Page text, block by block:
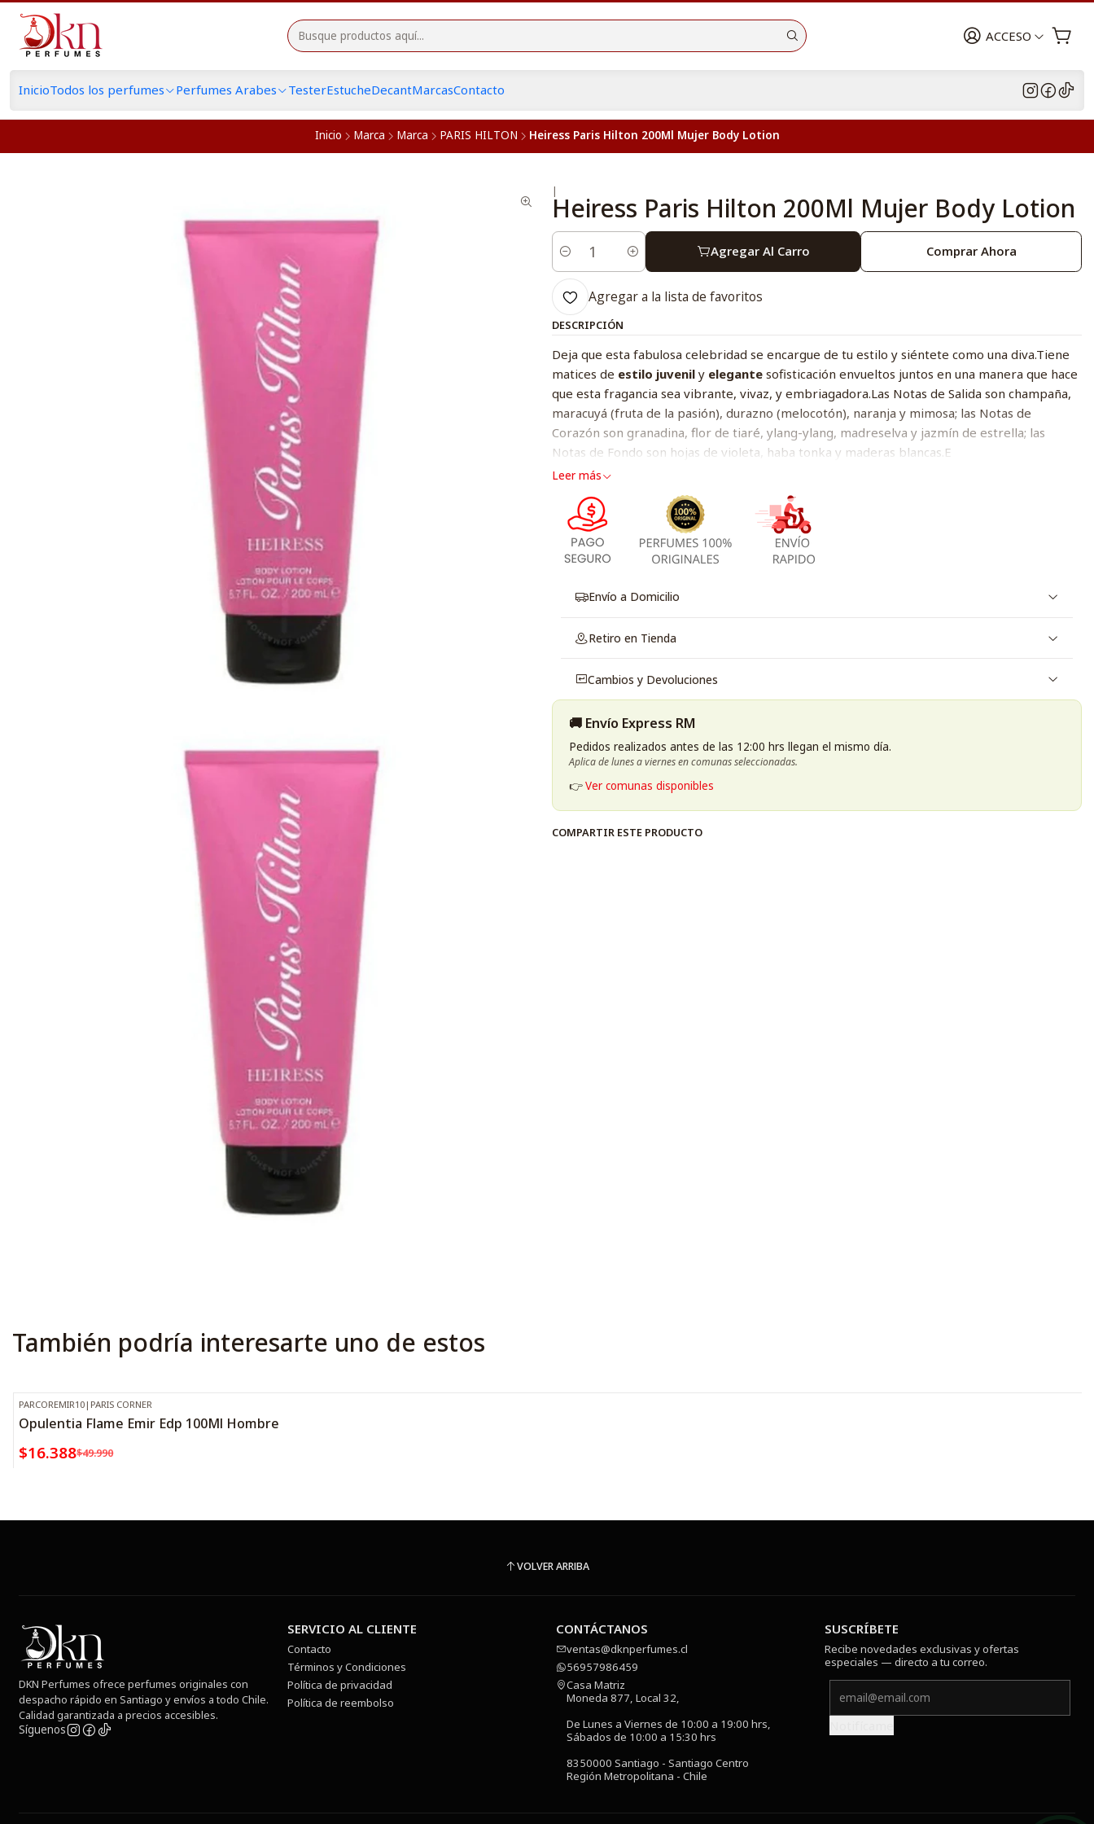
ACCESO
InicioTodos los perfumes Perfumes Arabes TesterEstucheDecantMarcasContacto
Inicio Marca Marca PARIS HILTON Heiress Paris Hilton 200Ml Mujer Body Lotion
|
Heiress Paris Hilton 200Ml Mujer Body Lotion
Cantidad
Agregar Al Carro Comprar Ahora
Agregar a la lista de favoritos
DESCRIPCIÓN
Deja que esta fabulosa celebridad se encargue de tu estilo y siéntete como una diva.Tiene
matices de estilo juvenily elegante sofisticación envueltos juntos en una manera que hace
que esta fragancia sea vibrante, vivaz, y embriagadora.Las Notas de Salida son champaña,
maracuyá (fruta de la pasión), durazno (melocotón), naranja y mimosa; las Notas de
Corazón son granadina, flor de tiaré, ylang-ylang, madreselva y jazmín de estrella; las
Notas de Fondo son hojas de violeta, haba tonka y maderas blancas.E
Leer más
Envío a Domicilio
Retiro en Tienda
Cambios y Devoluciones
🚚 Envío Express RM
Pedidos realizados antes de las 12:00 hrs llegan el mismo día.
Aplica de lunes a viernes en comunas seleccionadas.
👉Ver comunas disponibles
COMPARTIR ESTE PRODUCTO
También podría interesarte uno de estos
-67%OFF
PARCOREMIR10 | PARIS CORNER
Opulentia Flame Emir Edp 100Ml Hombre
$16.388$49.990
VOLVER ARRIBA
DKN Perfumes ofrece perfumes originales con
despacho rápido en Santiago y envíos a todo Chile.
Calidad garantizada a precios accesibles.
Síguenos
SERVICIO AL CLIENTE
Contacto
Términos y Condiciones
Política de privacidad
Política de reembolso
CONTÁCTANOS
ventas@dknperfumes.cl
56957986459
Casa Matriz
Moneda 877, Local 32,
De Lunes a Viernes de 10:00 a 19:00 hrs,
Sábados de 10:00 a 15:30 hrs
8350000 Santiago - Santiago Centro
Región Metropolitana - Chile
SUSCRÍBETE
Recibe novedades exclusivas y ofertas
especiales — directo a tu correo.